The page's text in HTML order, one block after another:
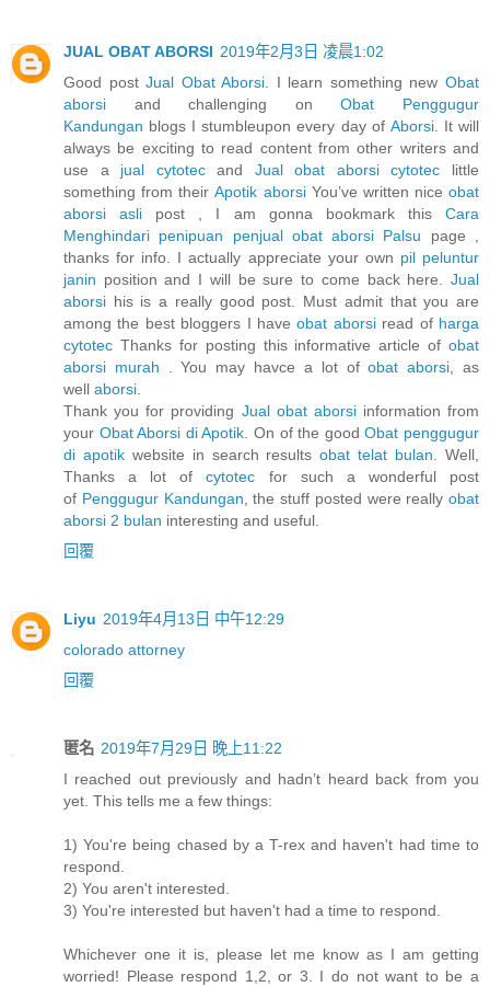
JUAL OBAT ABORSI 2019年2月3日 凌晨1:02
Good postJual Obat Aborsi . I learn something newObat
aborsi and challenging onObat Penggugur
Kandungan blogs I stumbleupon every day of Aborsi. It will
always be exciting to read content from other writers and
use a jual cytotecand Jual obat aborsi cytotec little
something from theirApotik aborsiYou’ve written nice obat
aborsi asli post , I am gonna bookmark thisCara
Menghindari penipuan penjual obat aborsi Palsu page ,
thanks for info. I actually appreciate your own pil peluntur
janin position and I will be sure to come back here. Jual
aborsi his is a really good post. Must admit that you are
among the best bloggers I haveobat aborsiread of harga
cytotec Thanks for posting this informative article of obat
aborsi murah . You may havce a lot ofobat aborsi , as
well aborsi
Thank you for providing Jual obat aborsiinformation from
your Obat Aborsi di Apotik . On of the goodObat penggugur
di apotikwebsite in search resultsobat telat bulan . Well,
Thanks a lot ofcytotec for such a wonderful post
of Penggugur Kandungan , the stuff posted were really obat
aborsi 2 bulan interesting and useful.
回覆
Liyu 2019年4月13日 中午12:29
colorado attorney
回覆
匿名 2019年7月29日 晚上11:22
I reached out previously and hadn’t heard back from you
yet. This tells me a few things:
1) You're being chased by a T-rex and haven't had time to
respond.
2) You aren't interested.
3) You're interested but haven't had a time to respond.
Whichever one it is, please let me know as I am getting
worried! Please respond 1,2, or 3. I do not want to be a